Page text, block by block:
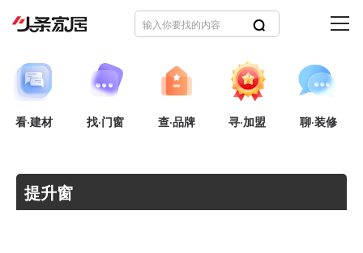
看·建材 找·门窗 查·品牌 寻·加盟 聊·装修
提升窗